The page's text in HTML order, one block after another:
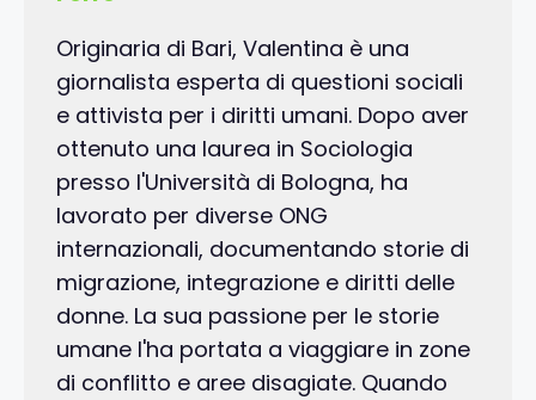
Originaria di Bari, Valentina è una
giornalista esperta di questioni sociali
e attivista per i diritti umani. Dopo aver
ottenuto una laurea in Sociologia
presso l'Università di Bologna, ha
lavorato per diverse ONG
internazionali, documentando storie di
migrazione, integrazione e diritti delle
donne. La sua passione per le storie
umane l'ha portata a viaggiare in zone
di conflitto e aree disagiate. Quando